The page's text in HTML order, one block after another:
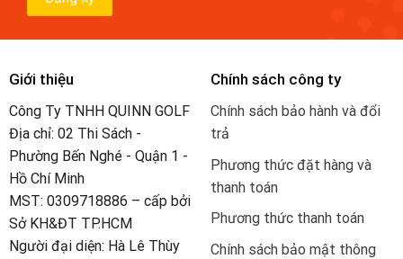
Giới thiệu
Công Ty TNHH QUINN GOLF
Địa chỉ: 02 Thi Sách -
Phường Bến Nghé - Quận 1 -
Hồ Chí Minh
MST: 0309718886 – cấp bởi
Sở KH&ĐT TP.HCM
Người đại diện: Hà Lê Thùy
Chính sách công ty
Chính sách bảo hành và đổi
trả
Phương thức đặt hàng và
thanh toán
Phương thức thanh toán
Chính sách bảo mật thông